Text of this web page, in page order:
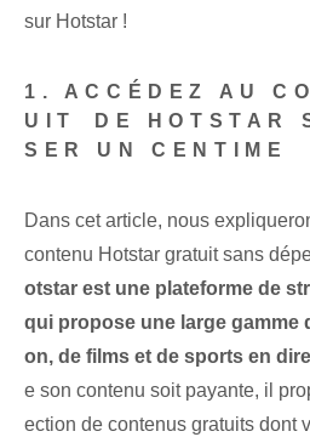
sur‌ Hotstar !
1. ACCÉDEZ AU
UIT ⁢DE HOTSTAR
SER UN CENTIME
Dans cet article, nous
contenu Hotstar gratuit sans
otstar est une plateforme de
qui propose une large gamme
on, de films et de sports en
e son contenu soit payante, il
ection de contenus gratuits dont